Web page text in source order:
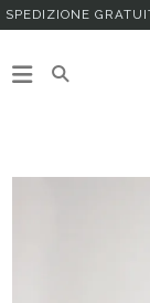
SPEDIZIONE